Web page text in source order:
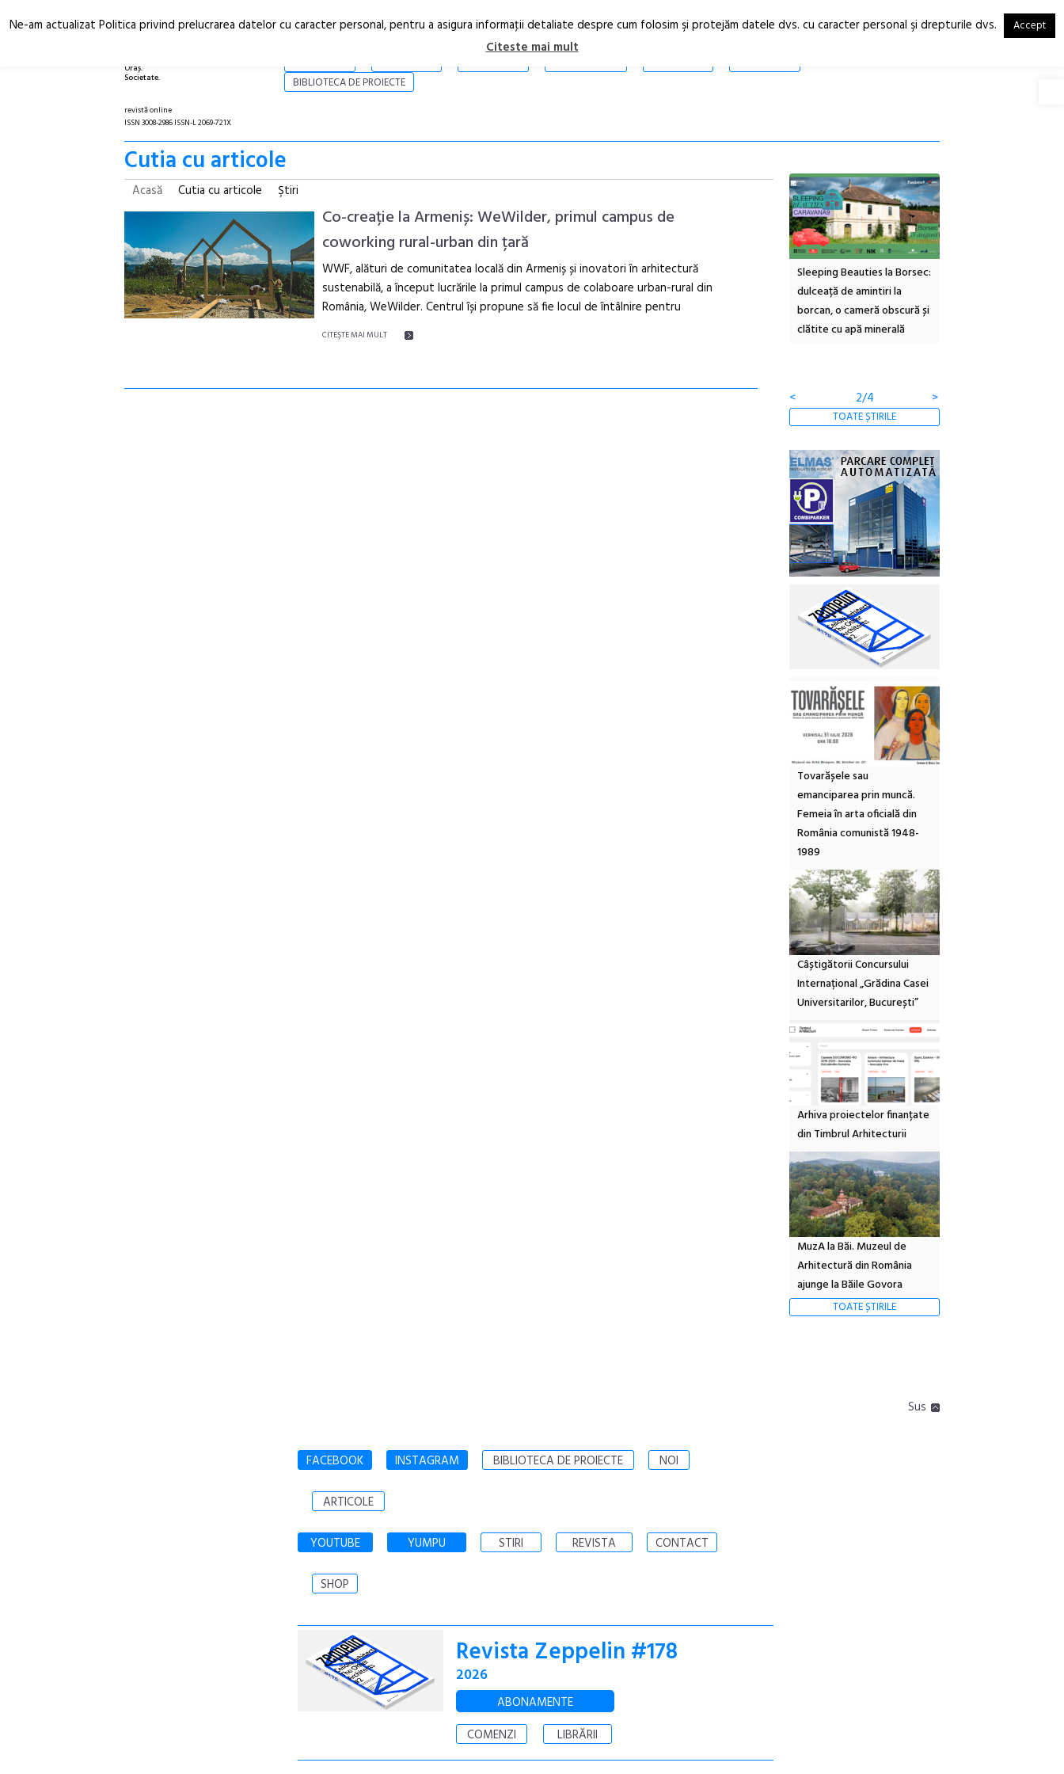
Oraș.
Societate.
RO
EN
BIBLIOTECA DE PROIECTE
revistă online
ISSN 3008-2986 ISSN-L 2069-721X
Cutia cu articole
Acasă Cutia cu articole Ştiri
Co-creație la Armeniș: WeWilder, primul campus de
coworking rural-urban din țară
WWF, alături de comunitatea locală din Armeniș și inovatori în arhitectură
sustenabilă, a început lucrările la primul campus de colaboare urban-rural din
România, WeWilder. Centrul își propune să fie locul de întâlnire pentru
CITEŞTE MAI MULT
Festivalul Cinemascop
revine la Eforie Sud cu a IX-a
ediție
Sleeping Beauties la Borsec:
dulceață de amintiri la
borcan, o cameră obscură și
clătite cu apă minerală
< 2/4 >
TOATE ȘTIRILE
Tovarășele sau
emanciparea prin muncă.
Femeia în arta oficială din
România comunistă 1948-
1989
Câștigătorii Concursului
Internațional „Grădina Casei
Universitarilor, București”
Arhiva proiectelor finanțate
din Timbrul Arhitecturii
MuzA la Băi. Muzeul de
Arhitectură din România
ajunge la Băile Govora
TOATE ȘTIRILE
Sus
FACEBOOK INSTAGRAM BIBLIOTECA DE PROIECTE NOI
ARTICOLE
YOUTUBE YUMPU STIRI REVISTA CONTACT
SHOP
Revista Zeppelin #178
2026
ABONAMENTE
COMENZI
LIBRĂRII
Ne-am actualizat Politica privind prelucrarea datelor cu caracter personal, pentru a asigura informaţii detaliate despre cum folosim şi protejăm datele dvs. cu caracter personal şi drepturile dvs. Accept
Citeste mai mult